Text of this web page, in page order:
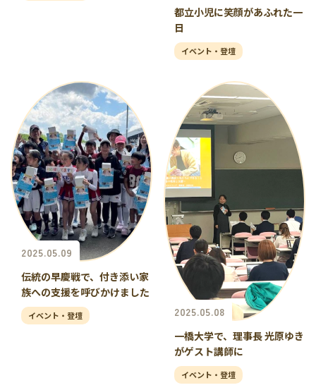
都立小児に笑顔があふれた一
日
イベント・登壇
2025.05.09
伝統の早慶戦で、付き添い家
族への支援を呼びかけました
イベント・登壇
2025.05.08
一橋大学で、理事長 光原ゆき
がゲスト講師に
イベント・登壇